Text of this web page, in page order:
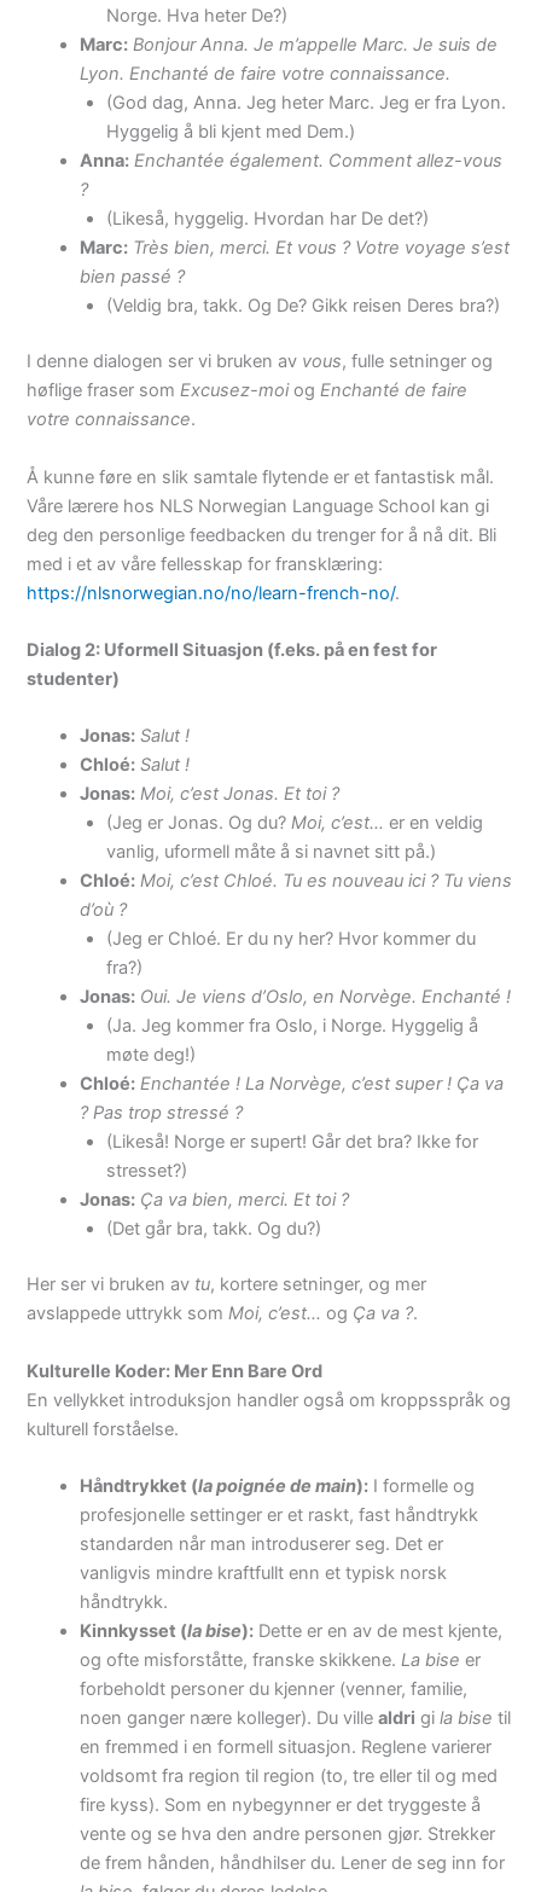
Norge. Hva heter De?)
Marc: Bonjour Anna. Je m’appelle Marc. Je suis de
Lyon. Enchanté de faire votre connaissance.
(God dag, Anna. Jeg heter Marc. Jeg er fra Lyon.
Hyggelig å bli kjent med Dem.)
Anna: Enchantée également. Comment allez-vous
?
(Likeså, hyggelig. Hvordan har De det?)
Marc: Très bien, merci. Et vous ? Votre voyage s’est
bien passé ?
(Veldig bra, takk. Og De? Gikk reisen Deres bra?)
I denne dialogen ser vi bruken av vous, fulle setninger og
høflige fraser somExcusez-moiogEnchanté de faire
votre connaissance.
Å kunne føre en slik samtale flytende er et fantastisk mål.
Våre lærere hos NLS Norwegian Language School kan gi
deg den personlige feedbacken du trenger for å nå dit. Bli
med i et av våre fellesskap for fransklæring:
https://nlsnorwegian.no/no/learn-french-no/.
Dialog 2: Uformell Situasjon (f.eks. på en fest for
studenter)
Jonas: Salut !
Chloé: Salut !
Jonas: Moi, c’est Jonas. Et toi ?
(Jeg er Jonas. Og du?Moi, c’est… er en veldig
vanlig, uformell måte å si navnet sitt på.)
Chloé: Moi, c’est Chloé. Tu es nouveau ici ? Tu viens
d’où ?
(Jeg er Chloé. Er du ny her? Hvor kommer du
fra?)
Jonas: Oui. Je viens d’Oslo, en Norvège. Enchanté !
(Ja. Jeg kommer fra Oslo, i Norge. Hyggelig å
møte deg!)
Chloé: Enchantée ! La Norvège, c’est super ! Ça va
? Pas trop stressé ?
(Likeså! Norge er supert! Går det bra? Ikke for
stresset?)
Jonas: Ça va bien, merci. Et toi ?
(Det går bra, takk. Og du?)
Her ser vi bruken av tu, kortere setninger, og mer
avslappede uttrykk somMoi, c’est… og Ça va ?.
Kulturelle Koder: Mer Enn Bare Ord
En vellykket introduksjon handler også om kroppsspråk og
kulturell forståelse.
Håndtrykket (la poignée de main): I formelle og
profesjonelle settinger er et raskt, fast håndtrykk
standarden når man introduserer seg. Det er
vanligvis mindre kraftfullt enn et typisk norsk
håndtrykk.
Kinnkysset (la bise): Dette er en av de mest kjente,
og ofte misforståtte, franske skikkene.La bise er
forbeholdt personer du kjenner (venner, familie,
noen ganger nære kolleger). Du villealdri gila bise til
en fremmed i en formell situasjon. Reglene varierer
voldsomt fra region til region (to, tre eller til og med
fire kyss). Som en nybegynner er det tryggeste å
vente og se hva den andre personen gjør. Strekker
de frem hånden, håndhilser du. Lener de seg inn for